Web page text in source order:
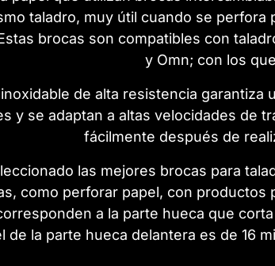
taladro, muy útil cuando se
brocas son compatibles con
y Omn; con los
de alta resistencia
y se adaptan a altas velocidades de
fácilmente después de
las mejores brocas para
como perforar papel, con
a la parte hueca que
de la parte hueca delantera es de 16